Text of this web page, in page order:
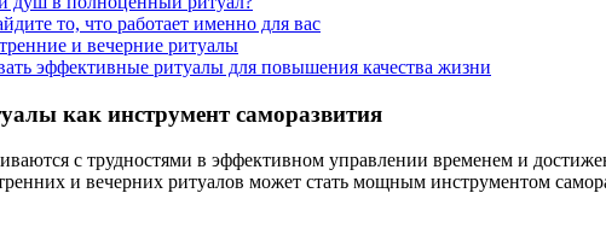
то, что работает именно для вас
и вечерние ритуалы
эффективные ритуалы для повышения качества жизни
как инструмент саморазвития
с трудностями в эффективном управлении временем и
и вечерних ритуалов может стать мощным инструментом